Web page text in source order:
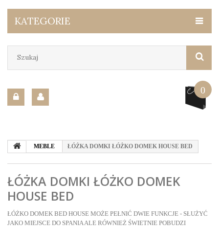
KATEGORIE
0
MEBLE ŁÓŻKA DOMKI ŁÓŻKO DOMEK HOUSE BED
ŁÓŻKA DOMKI ŁÓŻKO DOMEK
HOUSE BED
ŁÓŻKO DOMEK BED HOUSE MOŻE PEŁNIĆ DWIE FUNKCJE - SŁUŻYĆ
JAKO MIEJSCE DO SPANIA ALE RÓWNIEŻ ŚWIETNIE POBUDZI